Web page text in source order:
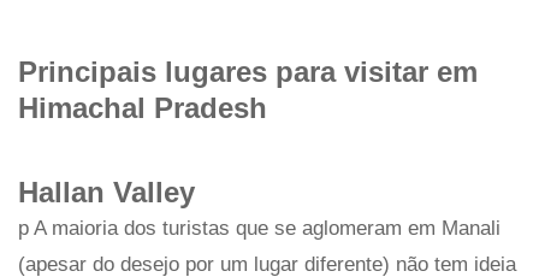
Principais lugares para visitar em
Himachal Pradesh
Hallan Valley
p A maioria dos turistas que se aglomeram em Manali
(apesar do desejo por um lugar diferente) não tem ideia